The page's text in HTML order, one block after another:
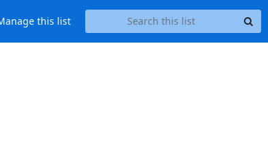
this list